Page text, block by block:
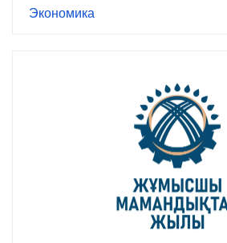
Экономика